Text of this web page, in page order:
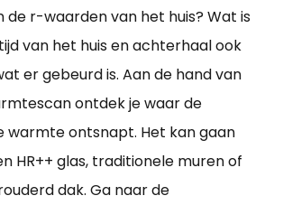
de r-waarden van het huis? Wat is
van het huis en achterhaal ook
er gebeurd is. Aan de hand van
ontdek je waar de
warmte ontsnapt. Het kan gaan
HR++ glas, traditionele muren of
dak. Ga naar de